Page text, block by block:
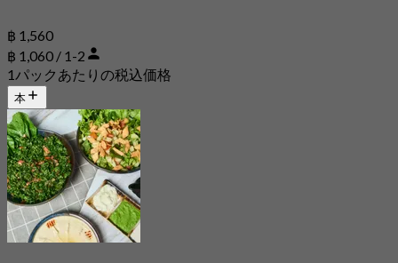
฿ 1,560
฿ 1,060 / 1-2
1パックあたりの税込価格
本